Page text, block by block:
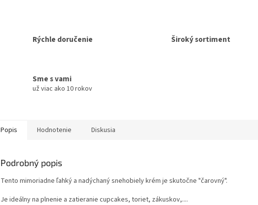
Rýchle doručenie Široký sortiment
Sme s vami
už viac ako 10 rokov
Popis Hodnotenie Diskusia
Podrobný popis
Tento mimoriadne ľahký a nadýchaný snehobiely krém je skutočne "čarovný".
Je ideálny na plnenie a zatieranie cupcakes, toriet, zákuskov,....